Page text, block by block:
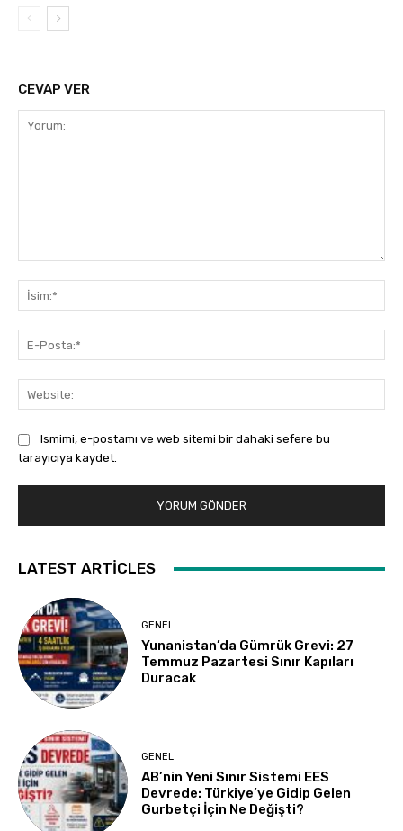
CEVAP VER
Ismimi, e-postamı ve web sitemi bir dahaki sefere bu
tarayıcıya kaydet.
LATEST ARTICLES
GENEL
Yunanistan’da Gümrük Grevi: 27
Temmuz Pazartesi Sınır Kapıları
Duracak
GENEL
AB’nin Yeni Sınır Sistemi EES
Devrede: Türkiye’ye Gidip Gelen
Gurbetçi İçin Ne Değişti?